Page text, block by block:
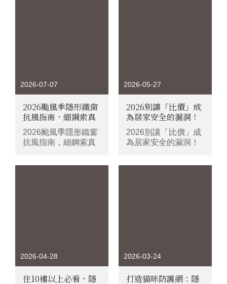
2026-07-07
2026颱風季隱形鐵窗
抗風指南，細鋼索真
的撐得住嗎？
2026颱風季隱形鐵窗
抗風指南，細鋼索真
2026-05-27
2026別讓「比價」成
為居家安全的漏洞！
為什麼隱形鐵窗價格
差這麼多？安裝前必
看的3大重點
2026別讓「比價」成
為居家安全的漏洞！
2026-04-28
住10樓以上必看，隱
2026-03-24
打造貓咪防護網：隱